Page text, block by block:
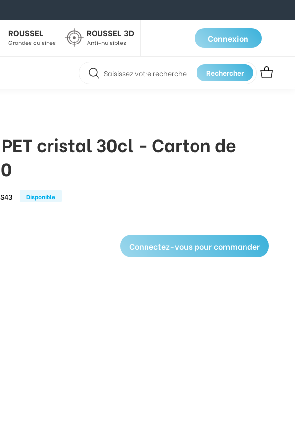
ROUSSEL
Grandes cuisines
ROUSSEL 3D
Anti-nuisibles Connexion
Rechercher
cristal 30cl - Carton de
Disponible
Connectez-vous pour commander